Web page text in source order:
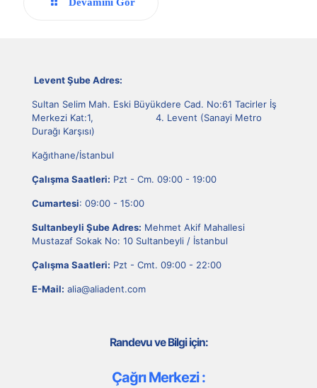
Levent Şube Adres:
Sultan Selim Mah. Eski Büyükdere Cad. No:61 Tacirler İş
Merkezi Kat:1, 4. Levent (Sanayi Metro
Durağı Karşısı)
Kağıthane/İstanbul
Çalışma Saatleri: Pzt - Cm. 09:00 - 19:00
Cumartesi: 09:00 - 15:00
Sultanbeyli Şube Adres: Mehmet Akif Mahallesi
Mustazaf Sokak No: 10 Sultanbeyli / İstanbul
Çalışma Saatleri: Pzt - Cmt. 09:00 - 22:00
E-Mail: alia@aliadent.com
Randevu ve Bilgi için:
Çağrı Merkezi :